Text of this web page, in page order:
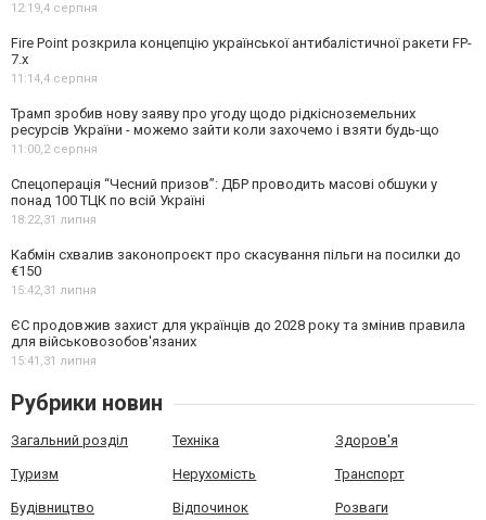
12:19,4 серпня
Fire Point розкрила концепцію української антибалістичної ракети FP-
7.x
11:14,4 серпня
Трамп зробив нову заяву про угоду щодо рідкісноземельних
ресурсів України - можемо зайти коли захочемо і взяти будь-що
11:00,2 серпня
Спецоперація “Чесний призов”: ДБР проводить масові обшуки у
понад 100 ТЦК по всій Україні
18:22,31 липня
Кабмін схвалив законопроєкт про скасування пільги на посилки до
€150
15:42,31 липня
ЄС продовжив захист для українців до 2028 року та змінив правила
для військовозобов'язаних
15:41,31 липня
Рубрики новин
Загальний розділ Техніка Здоров'я
Туризм Нерухомість Транспорт
Будівництво Відпочинок Розваги